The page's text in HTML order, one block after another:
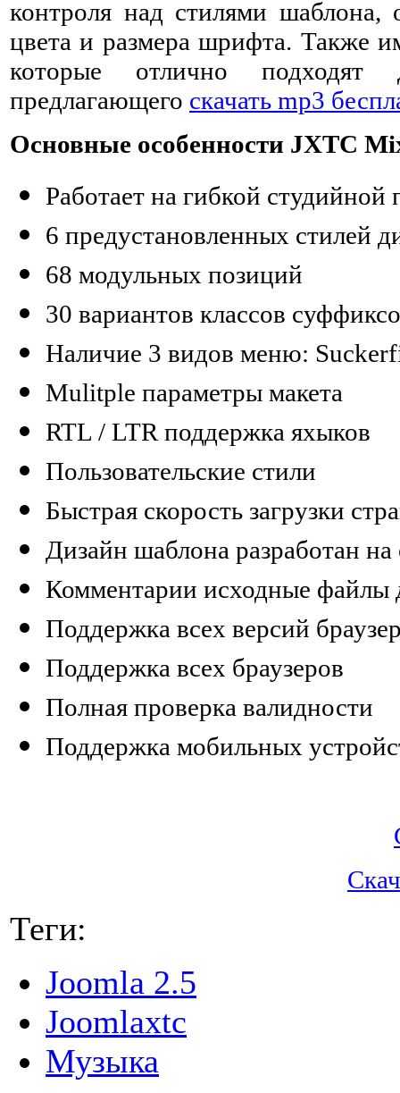
контроля над стилями
цвета и размера шрифта. Также
которые отлично подходят
предлагающего скачать mp3
Основные особенности JXTC
Работает на гибкой студийной
6 предустановленных стилей
68 модульных позиций
30 вариантов классов
Наличие 3 видов меню:
Mulitple параметры макета
RTL / LTR поддержка яхыков
Пользовательские стили
Быстрая скорость загрузки
Дизайн шаблона разработан на
Комментарии исходные файлы
Поддержка всех версий
Поддержка всех браузеров
Полная проверка валидности
Поддержка мобильных
Теги:
Joomla 2.5
Joomlaxtc
Музыка